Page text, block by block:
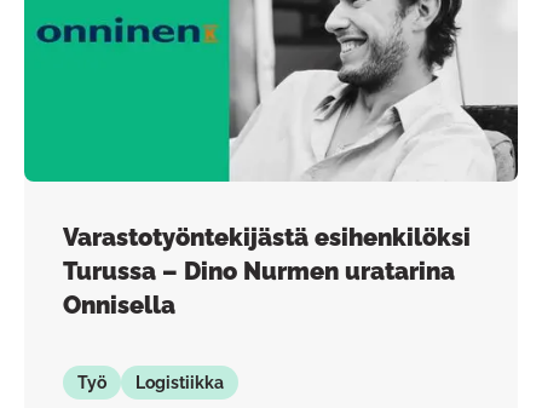
Varastotyöntekijästä esihenkilöksi
Turussa – Dino Nurmen uratarina
Onnisella
Työ Logistiikka